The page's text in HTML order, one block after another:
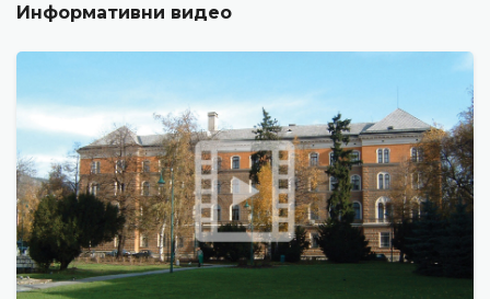
Информативни видео